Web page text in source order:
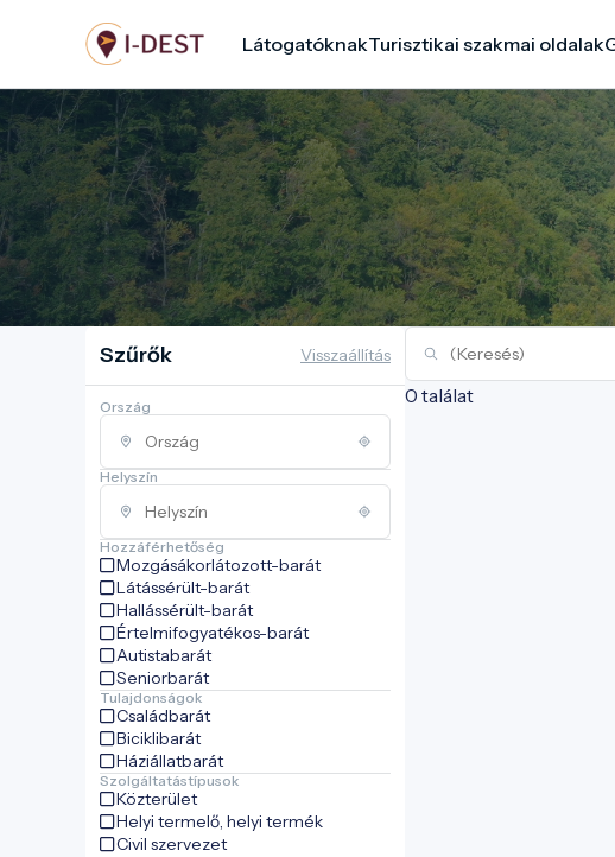
tartalomra
LátogatóknakTurisztikai szakmai oldalak
Szűrők Visszaállítás
Ország
Helyszín
Hozzáférhetőség
Mozgásákorlátozott-barát
Látássérült-barát
Hallássérült-barát
Értelmifogyatékos-barát
Autistabarát
Seniorbarát
Tulajdonságok
Családbarát
Biciklibarát
Háziállatbarát
Szolgáltatástípusok
Közterület
Helyi termelő, helyi termék
Civil szervezet
0 találat